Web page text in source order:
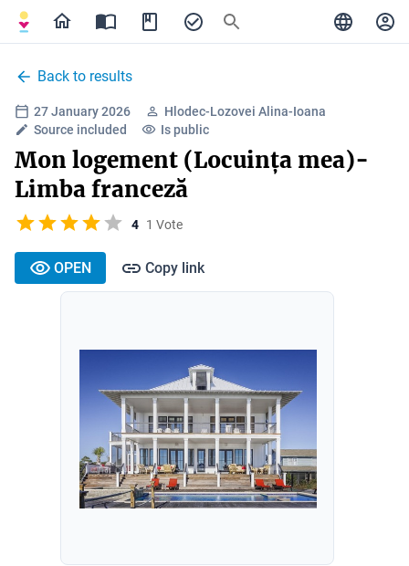
Back to results
27 January 2026
Hlodec-Lozovei Alina-Ioana
Source included
Is public
Mon logement (Locuința mea)-
Limba franceză
4 1 Vote
OPEN Copy link